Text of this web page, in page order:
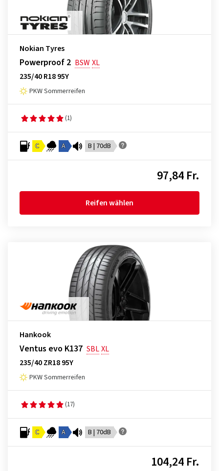
Nokian Tyres
Powerproof 2 BSWXL
235/40 R18 95Y
PKW Sommerreifen
(1)
C A B | 70dB
97,84 Fr.
Reifen wählen
Hankook
Ventus evo K137 SBLXL
235/40 ZR18 95Y
PKW Sommerreifen
(17)
C A B | 70dB
104,24 Fr.